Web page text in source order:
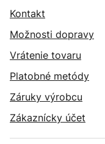
Kontakt
Možnosti dopravy
Vrátenie tovaru
Platobné metódy
Záruky výrobcu
Zákaznícky účet